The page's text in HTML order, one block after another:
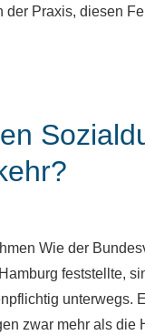
der Praxis, diesen
Wie der
feststellte,
unterwegs.
zwar mehr als die